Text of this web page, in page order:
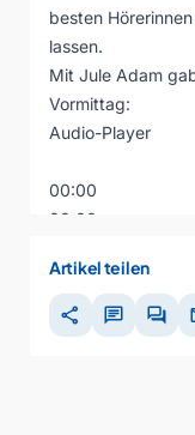
besten
lassen.
Mit Jule Adam
Vormittag:
Audio-Player
00:00
00:00
Artikel teilen
share chat forum